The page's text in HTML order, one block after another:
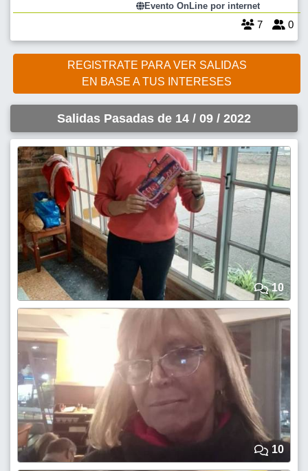
Evento OnLine por internet
7 0
REGISTRATE PARA VER SALIDAS
EN BASE A TUS INTERESES
Salidas Pasadas de 14 / 09 / 2022
10
10